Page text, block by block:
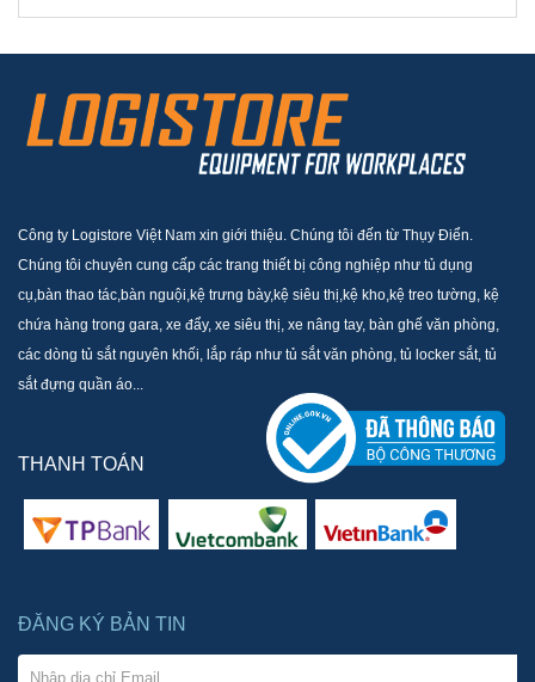
Công ty Logistore Việt Nam xin giới thiệu. Chúng tôi đến từ Thụy Điển.
Chúng tôi chuyên cung cấp các trang thiết bị công nghiệp như tủ dụng
cụ,bàn thao tác,bàn nguội,kệ trưng bày,kệ siêu thị,kệ kho,kệ treo tường, kệ
chứa hàng trong gara, xe đẩy, xe siêu thị, xe nâng tay, bàn ghế văn phòng,
các dòng tủ sắt nguyên khối, lắp ráp như tủ sắt văn phòng, tủ locker sắt, tủ
sắt đựng quần áo...
THANH TOÁN
ĐĂNG KÝ BẢN TIN